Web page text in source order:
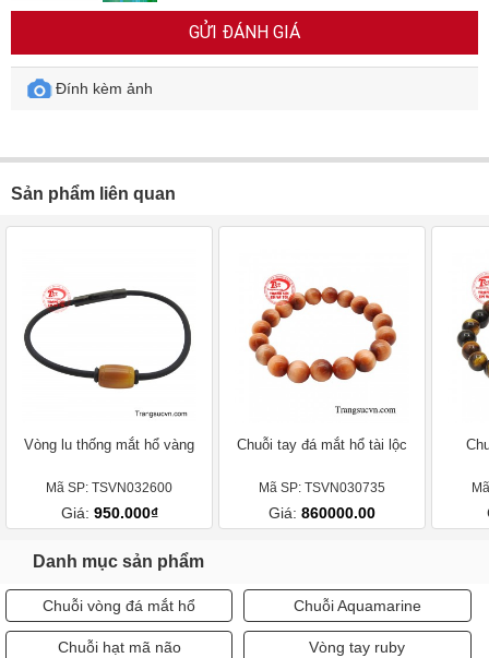
GỬI ĐÁNH GIÁ
Đính kèm ảnh
Sản phẩm liên quan
Vòng lu thống mắt hổ vàng
Mã SP: TSVN032600
Giá: 950.000₫
Chuỗi tay đá mắt hổ tài lộc
Mã SP: TSVN030735
Giá: 860000.00
Danh mục sản phẩm
Chuỗi vòng đá mắt hổ Chuỗi Aquamarine
Chuỗi hạt mã não Vòng tay ruby